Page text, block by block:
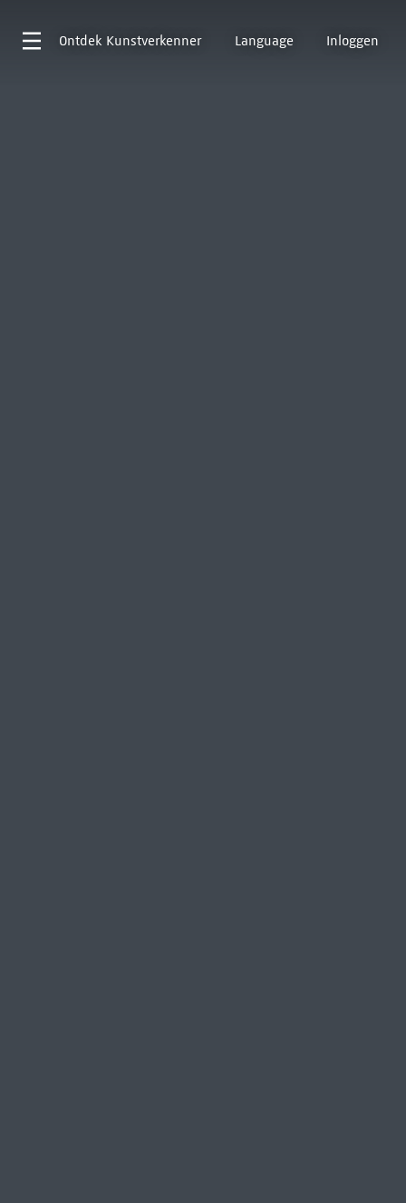
Ontdek Kunstverkenner Language Inloggen